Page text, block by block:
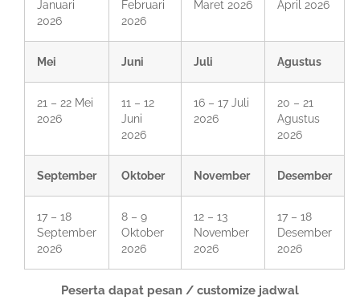
Januari
2026
Februari
2026
Maret 2026
April 2026
Mei Juni Juli Agustus
21 – 22 Mei
2026
11 – 12
Juni
2026
16 – 17 Juli
2026
20 – 21
Agustus
2026
September Oktober November Desember
17 – 18
September
2026
8 – 9
Oktober
2026
12 – 13
November
2026
17 – 18
Desember
2026
Peserta dapat pesan / customize jadwal